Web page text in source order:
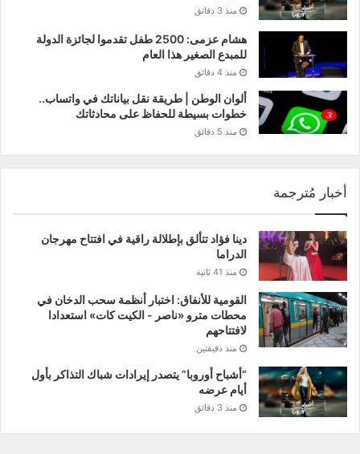
منذ 3 دقائق
هشام عزمى: 2500 طفل تقدموا لجائزة الدولة
للمبدع الصغير هذا العام
منذ 4 دقائق
ألوان الوطن | طريقة نقل بياناتك في واتساب..
خطوات بسيطة للحفاظ على محادثاتك
منذ 5 دقائق
أخبار مُترجمة
دينا فؤاد تتألق بإطلالة راقية في افتتاح مهرجان
الدراما
منذ 41 ثانية
القومية للأنفاق: اختبار أنظمة سحب الدخان في
محطات مترو «ناصر - الكيت كات» استعدادا
لافتتاحهم
منذ دقيقتين
“أشباح أوروبا” يتصدر إيرادات شباك التذاكر بأول
أيام عرضه‎‎
منذ 3 دقائق